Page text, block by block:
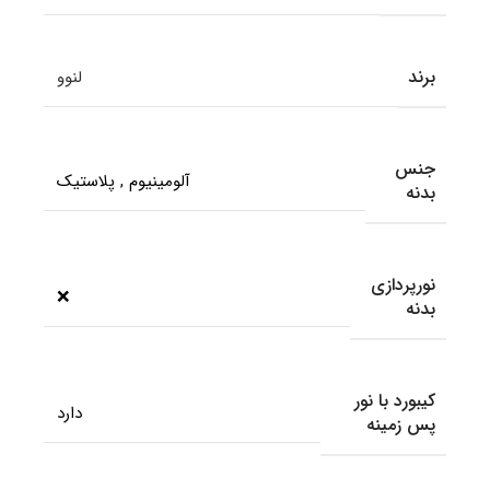
برند لنوو
جنس
بدنه
آلومینیوم , پلاستیک
نورپردازی
بدنه
❌
کیبورد با نور
پس زمینه
دارد